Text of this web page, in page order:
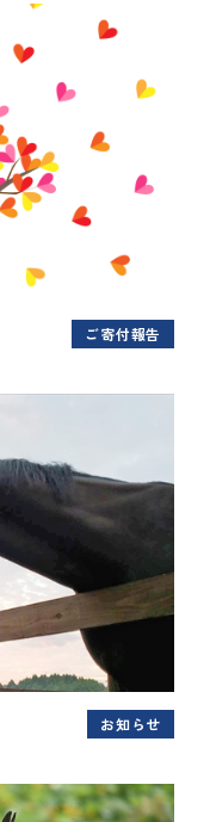
ご寄付報告
お知らせ